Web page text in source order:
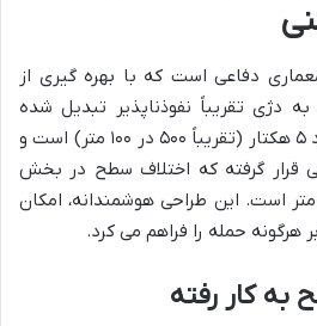
دفاعی است که با بهره گیری از
دژی تقریباً نفوذناپذیر تبدیل شده
است. وسعت قلعه در حدود ۵ هکتار (تقریباً ۵۰۰ در ۱۰۰ متر) است و
قرار گرفته که اختلاف سطح در بخش
های فوقانی آن کمتر از ۳۰ متر است. این طراحی هوشمندانه، امکان
هرگونه حمله را فراهم می کرد.
به کار رفته